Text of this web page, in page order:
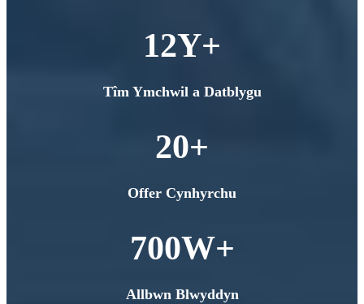
12Y+
Tîm Ymchwil a Datblygu
20+
Offer Cynhyrchu
700W+
Allbwn Blwyddyn